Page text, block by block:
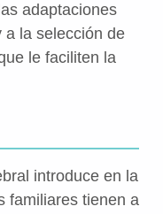
adaptaciones
a la selección de
le faciliten la
introduce en la
familiares tienen a